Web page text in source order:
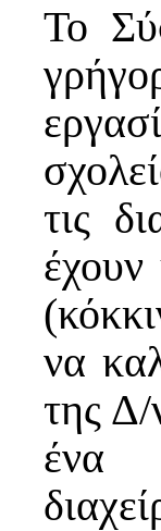
Το
τις
έχουν
να
της Δ/
ένα